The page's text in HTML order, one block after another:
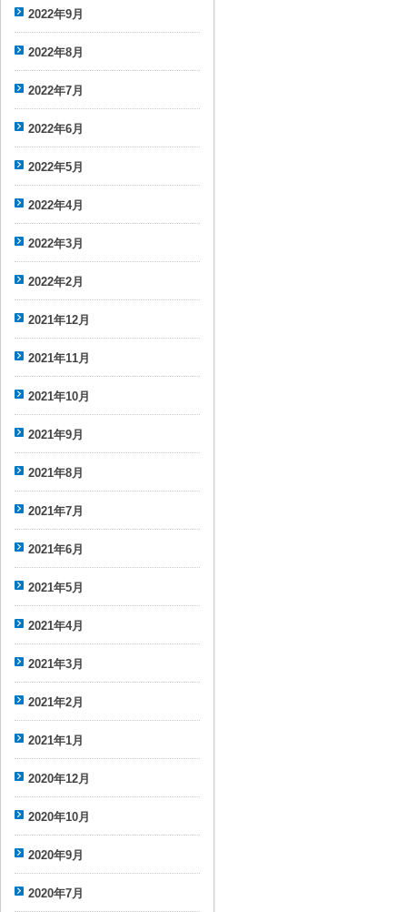
2022年9月
2022年8月
2022年7月
2022年6月
2022年5月
2022年4月
2022年3月
2022年2月
2021年12月
2021年11月
2021年10月
2021年9月
2021年8月
2021年7月
2021年6月
2021年5月
2021年4月
2021年3月
2021年2月
2021年1月
2020年12月
2020年10月
2020年9月
2020年7月